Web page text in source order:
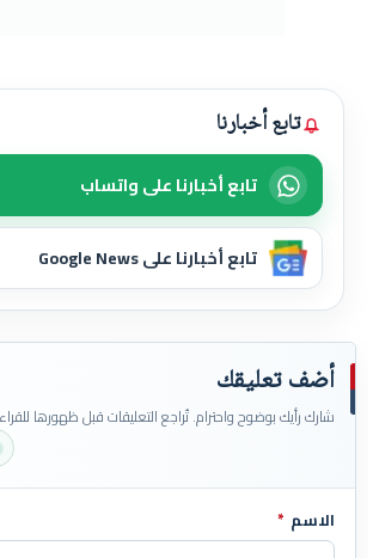
تابع أخبارنا
تابع أخبارنا على واتساب
تابع أخبارنا على Google News
أضف تعليقك
شارك رأيك بوضوح واحترام. تُراجع التعليقات قبل ظهورها
اترك هذا الحقل فارغاً
الاسم *